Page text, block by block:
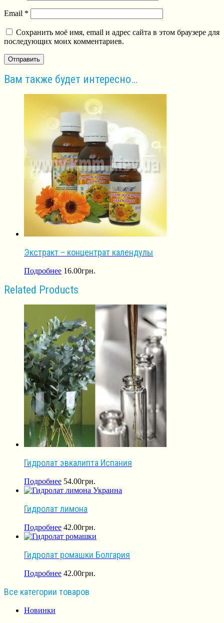
Email *
Сохранить моё имя, email и адрес сайта в этом браузере для
последующих моих комментариев.
Вам также будет интересно…
Экстракт – концентрат календулы
Подробнее 16.00грн.
Related Products
Гидролат эвкалипта Испания
Подробнее 54.00грн.
Гидролат лимона
Подробнее 42.00грн.
Гидролат ромашки Болгария
Подробнее 42.00грн.
Все категории товаров
Новинки